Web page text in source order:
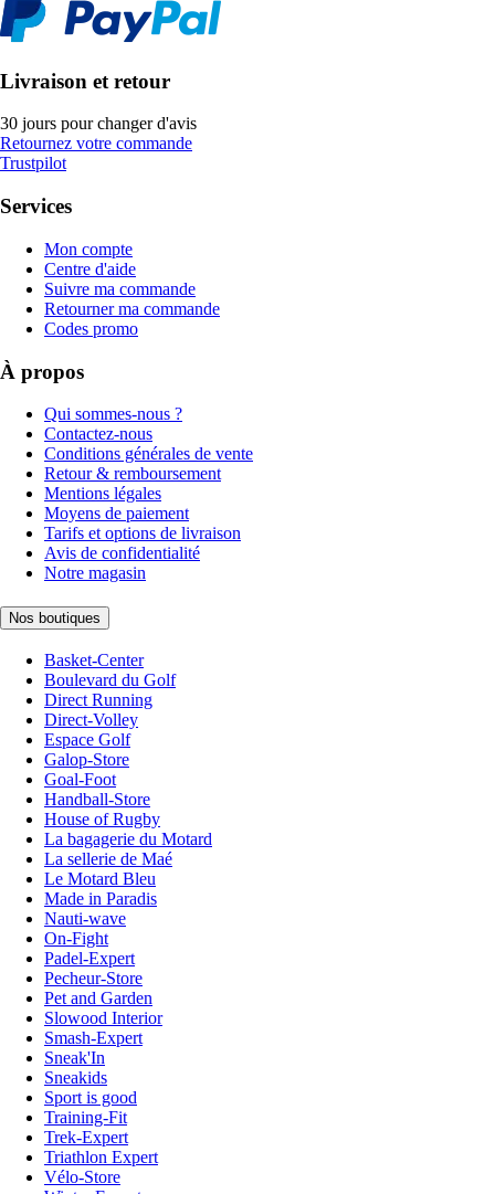
Livraison et retour
30 jours pour changer d'avis
Retournez votre commande
Trustpilot
Services
Mon compte
Centre d'aide
Suivre ma commande
Retourner ma commande
Codes promo
À propos
Qui sommes-nous ?
Contactez-nous
Conditions générales de vente
Retour & remboursement
Mentions légales
Moyens de paiement
Tarifs et options de livraison
Avis de confidentialité
Notre magasin
Nos boutiques
Basket-Center
Boulevard du Golf
Direct Running
Direct-Volley
Espace Golf
Galop-Store
Goal-Foot
Handball-Store
House of Rugby
La bagagerie du Motard
La sellerie de Maé
Le Motard Bleu
Made in Paradis
Nauti-wave
On-Fight
Padel-Expert
Pecheur-Store
Pet and Garden
Slowood Interior
Smash-Expert
Sneak'In
Sneakids
Sport is good
Training-Fit
Trek-Expert
Triathlon Expert
Vélo-Store